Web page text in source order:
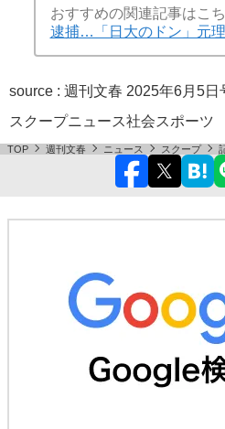
おすすめの関連記事はこ
逮捕…「日大のドン」元
source : 週刊文春 2025年6月5日
スクープニュース社会スポーツ
TOP 週刊文春 ニュース スクープ